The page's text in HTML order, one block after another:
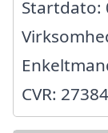
Startdato:
CVR: